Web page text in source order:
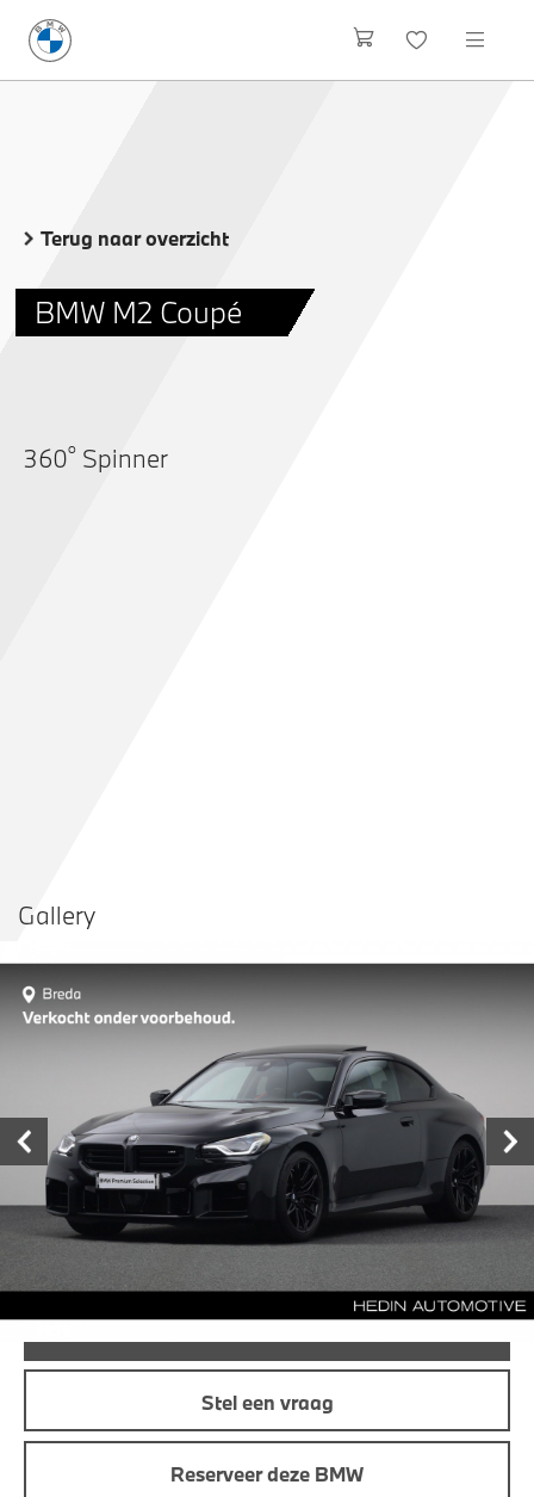
Terug naar overzicht
BMW M2 Coupé
360o Spinner
Delen Contact dealer
Prijs € 79.880,-
Maandprijs € 851,49
Stel een vraag
Reserveer deze BMW
Gallery